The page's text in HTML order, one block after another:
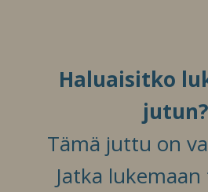
Haluaisitko
jutun?
Tämä juttu on
Jatka